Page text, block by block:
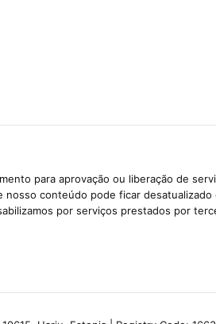
para aprovação ou liberação de
conteúdo pode ficar desatualizado
por serviços prestados por